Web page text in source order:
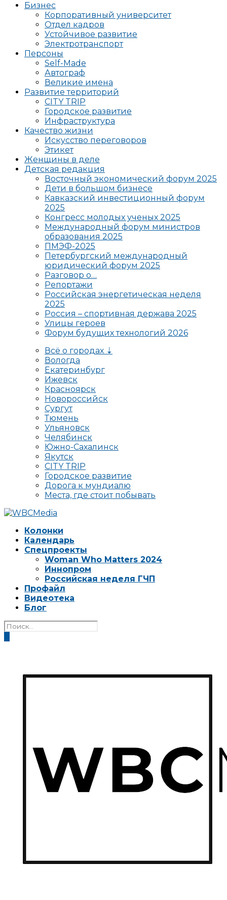
Бизнес
Корпоративный университет
Отдел кадров
Устойчивое развитие
Электротранспорт
Персоны
Self-Made
Автограф
Великие имена
Развитие территорий
CITY TRIP
Городское развитие
Инфраструктура
Качество жизни
Искусство переговоров
Этикет
Женщины в деле
Детская редакция
Восточный экономический форум 2025
Дети в большом бизнесе
Кавказский инвестиционный форум
2025
Конгресс молодых ученых 2025
Международный форум министров
образования 2025
ПМЭФ-2025
Петербургский международный
юридический форум 2025
Разговор о…
Репортажи
Российская энергетическая неделя
2025
Россия – спортивная держава 2025
Улицы героев
Форум будущих технологий 2026
Всё о городах ⇣
Вологда
Екатеринбург
Ижевск
Красноярск
Новороссийск
Сургут
Тюмень
Ульяновск
Челябинск
Южно-Сахалинск
Якутск
CITY TRIP
Городское развитие
Дорога к мундиалю
Места, где стоит побывать
Колонки
Календарь
Спецпроекты
Woman Who Matters 2024
Иннопром
Российская неделя ГЧП
Профайл
Видеотека
Блог